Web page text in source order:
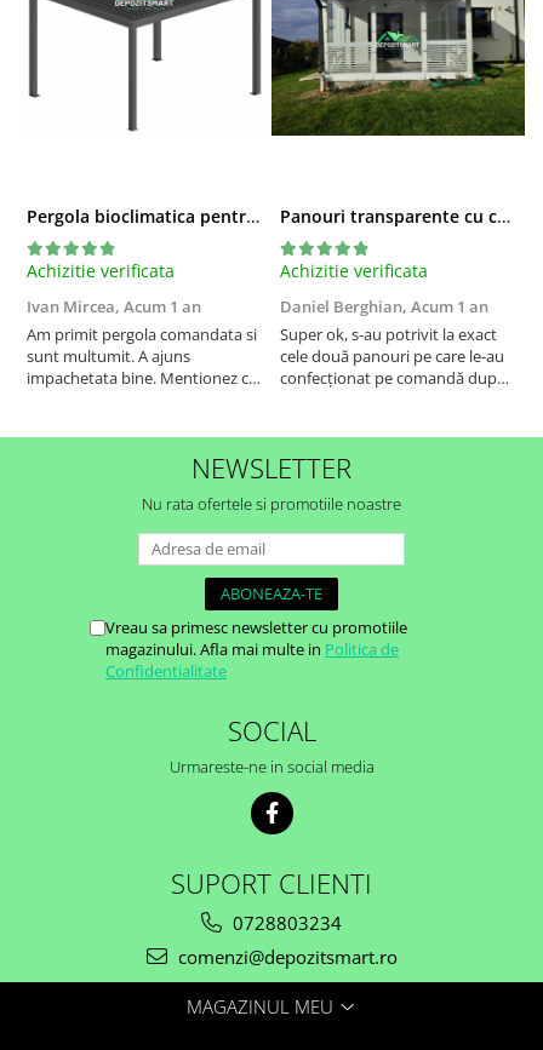
Pergola bioclimatica pentru terasa
Achizitie verificata
Ivan Mircea, Acum 1 an
Am primit pergola comandata si
sunt multumit. A ajuns
impachetata bine. Mentionez ca
magazine sa vad modele,
majoritatea pergolelor erau cu
subtiri si eu doream sa o...
Panouri transparente cu capse si bride confectionate
Achizitie verificata
Daniel Berghian, Acum 1 an
Super ok, s-au potrivit la exact
cele două panouri pe care le-au
confecționat pe comandă după
vedere, termenul de livrare a
fost cel corect,ambalarea
cu r...
NEWSLETTER
Nu rata ofertele si promotiile noastre
Vreau sa primesc newsletter cu promotiile
magazinului. Afla mai multe in Politica de
Confidentialitate
SOCIAL
Urmareste-ne in social media
SUPORT CLIENTI
0728803234
comenzi@depozitsmart.ro
MAGAZINUL MEU